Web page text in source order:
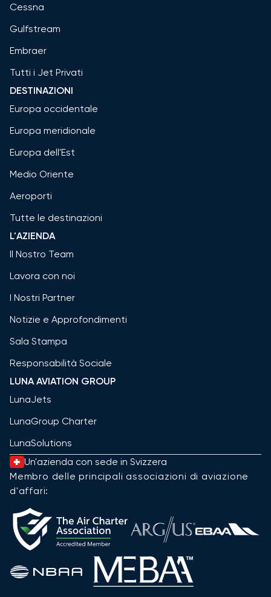
Cessna
Gulfstream
Embraer
Tutti i Jet Privati
DESTINAZIONI
Europa occidentale
Europa meridionale
Europa dell'Est
Medio Oriente
Aeroporti
Tutte le destinazioni
L'AZIENDA
Il Nostro Team
Lavora con noi
I Nostri Partner
Notizie e Approfondimenti
Sala Stampa
Responsabilità Sociale
LUNA AVIATION GROUP
LunaJets
LunaGroup Charter
LunaSolutions
Un'azienda con sede in Svizzera
Membro delle principali associazioni di aviazione
d'affari: